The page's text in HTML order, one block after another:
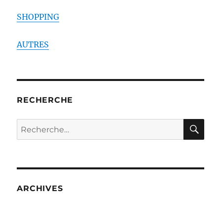
SHOPPING
AUTRES
RECHERCHE
Recherche
pour :
ARCHIVES